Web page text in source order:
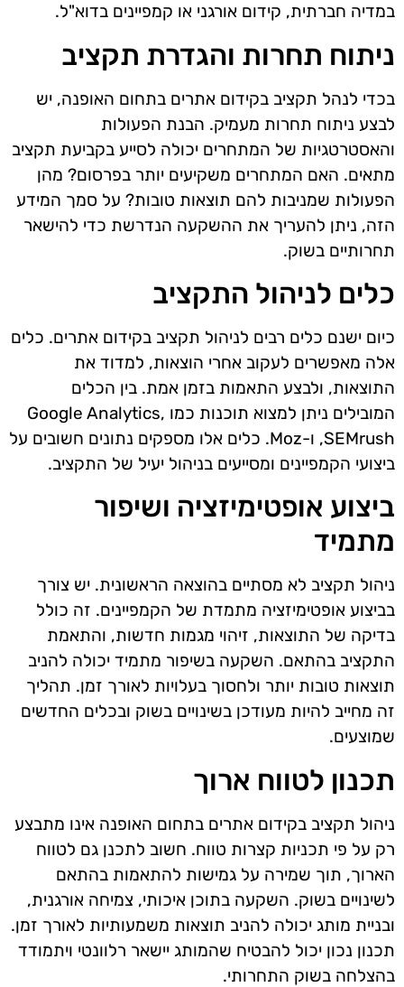
במדיה חברתית, קידום אורגני או קמפיינים בדוא"ל.
ניתוח תחרות והגדרת תקציב
בכדי לנהל תקציב בקידום אתרים בתחום האופנה, יש
לבצע ניתוח תחרות מעמיק. הבנת הפעולות
והאסטרטגיות של המתחרים יכולה לסייע בקביעת תקציב
מתאים. האם המתחרים משקיעים יותר בפרסום? מהן
הפעולות שמניבות להם תוצאות טובות? על סמך המידע
הזה, ניתן להעריך את ההשקעה הנדרשת כדי להישאר
תחרותיים בשוק.
כלים לניהול התקציב
כיום ישנם כלים רבים לניהול תקציב בקידום אתרים. כלים
אלה מאפשרים לעקוב אחרי הוצאות, למדוד את
התוצאות, ולבצע התאמות בזמן אמת. בין הכלים
המובילים ניתן למצוא תוכנות כמו Google Analytics,
SEMrush, ו-Moz. כלים אלו מספקים נתונים חשובים על
ביצועי הקמפיינים ומסייעים בניהול יעיל של התקציב.
ביצוע אופטימיזציה ושיפור
מתמיד
ניהול תקציב לא מסתיים בהוצאה הראשונית. יש צורך
בביצוע אופטימיזציה מתמדת של הקמפיינים. זה כולל
בדיקה של התוצאות, זיהוי מגמות חדשות, והתאמת
התקציב בהתאם. השקעה בשיפור מתמיד יכולה להניב
תוצאות טובות יותר ולחסוך בעלויות לאורך זמן. תהליך
זה מחייב להיות מעודכן בשינויים בשוק ובכלים החדשים
שמוצעים.
תכנון לטווח ארוך
ניהול תקציב בקידום אתרים בתחום האופנה אינו מתבצע
רק על פי תכניות קצרות טווח. חשוב לתכנן גם לטווח
הארוך, תוך שמירה על גמישות להתאמות בהתאם
לשינויים בשוק. השקעה בתוכן איכותי, צמיחה אורגנית,
ובניית מותג יכולה להניב תוצאות משמעותיות לאורך זמן.
תכנון נכון יכול להבטיח שהמותג יישאר רלוונטי ויתמודד
בהצלחה בשוק התחרותי.